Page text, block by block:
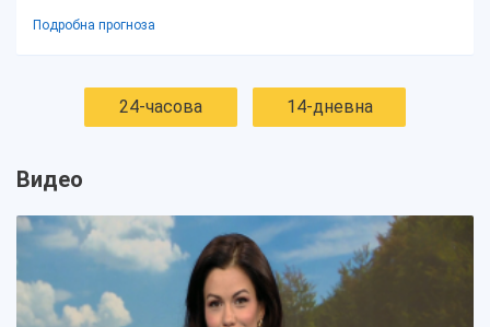
Подробна прогноза
24-часова 14-дневна
Видео